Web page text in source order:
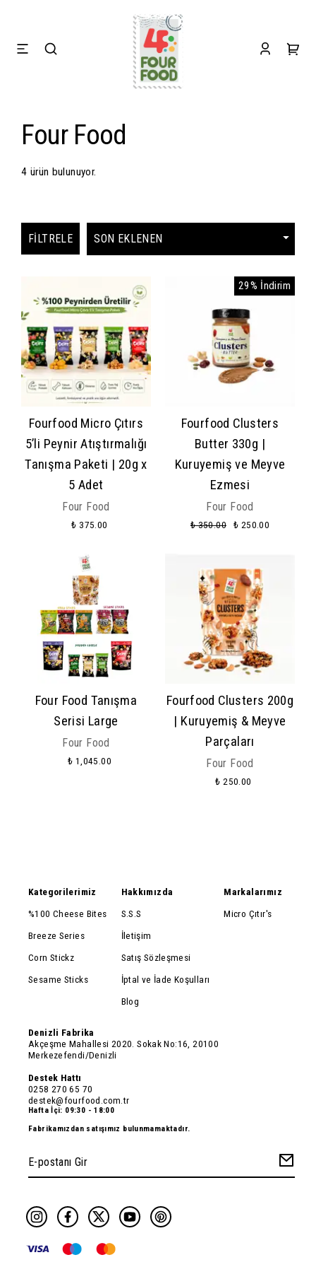
Four Food
4 ürün bulunuyor.
FILTRELE
Fourfood Micro Çıtırs
5’li Peynir Atıştırmalığı
Tanışma Paketi | 20g x
5 Adet
Four Food
₺ 375.00
29% İndirim
Fourfood Clusters
Butter 330g |
Kuruyemiş ve Meyve
Ezmesi
Four Food
₺ 350.00 ₺ 250.00
Four Food Tanışma
Serisi Large
Four Food
₺ 1,045.00
Fourfood Clusters 200g
| Kuruyemiş & Meyve
Parçaları
Four Food
₺ 250.00
Kategorilerimiz
%100 Cheese Bites
Breeze Series
Corn Stickz
Sesame Sticks
Hakkımızda
S.S.S
İletişim
Satış Sözleşmesi
İptal ve İade Koşulları
Blog
Markalarımız
Micro Çıtır's
Denizli Fabrika
Akçeşme Mahallesi 2020. Sokak No:16, 20100
Merkezefendi/Denizli
Destek Hattı
0258 270 65 70
destek@fourfood.com.tr
Hafta İçi: 09:30 - 18:00
Fabrikamızdan satışımız bulunmamaktadır.